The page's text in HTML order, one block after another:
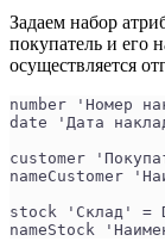
Задаем набор
покупатель и его
осуществляется
number 'Номер
date 'Дата
customer
nameCustomer
stock 'Склад' =
nameStock